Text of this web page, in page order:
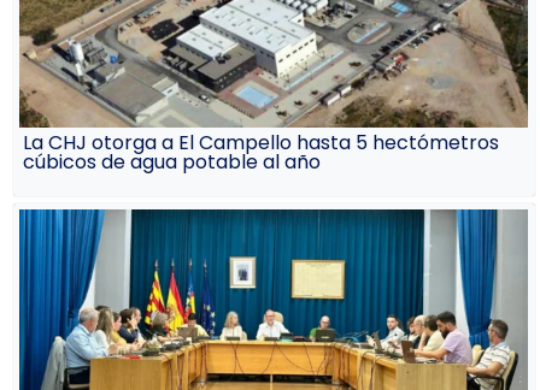
La CHJ otorga a El Campello hasta 5 hectómetros
cúbicos de agua potable al año